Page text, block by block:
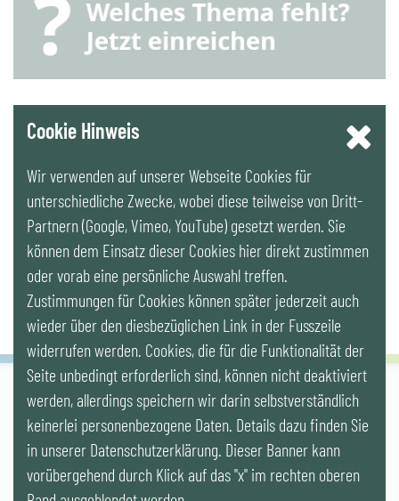
YouTube
LinkedIn
Newsletter
IG LEBENSZYKLUS BAU
Wipplingerstr. 10/Top 9, Stoß im Himmel, A-1010 Wien
office@ig-lebenszyklus.at
Kontakt
Cookie Hinweis
Wir verwenden auf unserer Webseite Cookies für
unterschiedliche Zwecke, wobei diese teilweise von Dritt-
Partnern (Google, Vimeo, YouTube) gesetzt werden. Sie
können dem Einsatz dieser Cookies hier direkt zustimmen
oder vorab eine persönliche Auswahl treffen.
Zustimmungen für Cookies können später jederzeit auch
wieder über den diesbezüglichen Link in der Fusszeile
widerrufen werden. Cookies, die für die Funktionalität der
Seite unbedingt erforderlich sind, können nicht deaktiviert
werden, allerdings speichern wir darin selbstverständlich
keinerlei personenbezogene Daten. Details dazu finden Sie
in unserer Datenschutzerklärung. Dieser Banner kann
vorübergehend durch Klick auf das "x" im rechten oberen